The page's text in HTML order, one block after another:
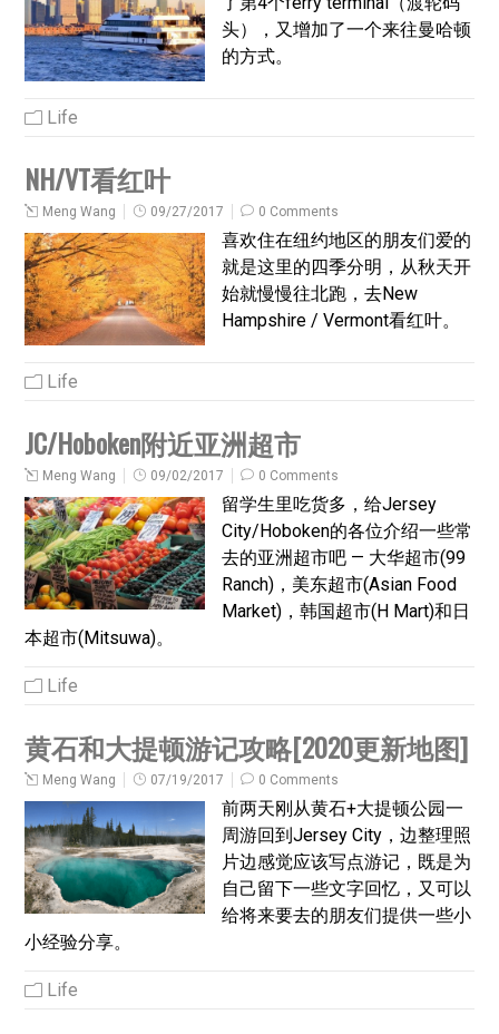
头），又增加了一个来往曼哈顿
的方式。
Life
NH/VT看红叶
Meng Wang 09/27/2017 0 Comments
喜欢住在纽约地区的朋友们爱的
就是这里的四季分明，从秋天开
始就慢慢往北跑，去New
Hampshire / Vermont看红叶。
Life
JC/Hoboken附近亚洲超市
Meng Wang 09/02/2017 0 Comments
留学生里吃货多，给Jersey
City/Hoboken的各位介绍一些常
去的亚洲超市吧 — 大华超市(99
Ranch)，美东超市(Asian Food
Market)，韩国超市(H Mart)和日
本超市(Mitsuwa)。
Life
黄石和大提顿游记攻略[2020更新地图]
Meng Wang 07/19/2017 0 Comments
前两天刚从黄石+大提顿公园一
周游回到Jersey City，边整理照
片边感觉应该写点游记，既是为
自己留下一些文字回忆，又可以
给将来要去的朋友们提供一些小
小经验分享。
Life